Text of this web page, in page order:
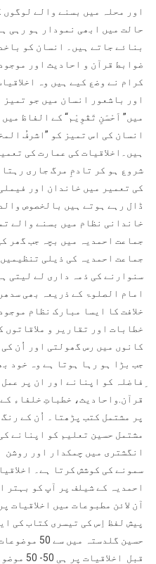
اور محلہ میں بسنے والے
حالت میں ابھی نمودار ہو رہی
بنائے جاتے ہیں۔ انسان کو
ضوابط قرآن و احادیث اور
کرام نے وضع کیے ہیں وہ
اور باشعور انسان میں جو
میں” اَحْسَنِ تَقْوِیْم“ کے الفاظ
انسان کی اس تمیز کو ”اشرفُ
ہیں۔اخلاقیات کی عمارت کی
شروع ہو کر تادمِ مرگ جاری
کی تعمیر میں خاندان اور
ڈال رہے ہوتے ہیں بالخصوص
خاندانی نظام میں بسنے والے
جماعت احمدیہ میں بچہ جب گھر
جماعت احمدیہ کی ذیلی تنظیمیں
سنوارنے کی ذمہ داری لے لیتی
امام الصلوۃ کے ذریعہ بھی
خلافت کا ایسا مبارک نظام
خطابات اور تقاریر و
کانوں میں رس گھولتی اور اُن
جب بڑا ہو رہا ہوتا ہے وہ خود
ِفاضلہ کو اپنانے اور ان پر عمل
قرآن.واحادیث، خطباتِ خلفاء کے
پر مشتمل کتب پڑھتا۔ اُن کے رنگ
مشتمل حسین تعلیم کو اپنانے
انگشتری میں چمکدار اور روشن
سمونے کی کوشش کرتا ہے۔
احمدیہ کے شیلف پر آپ کو بہتر
آن لائن مطبوعات میں اخلاقیات
پیش لفظ اِس کی تیسری کتاب کی
حسین
قبل